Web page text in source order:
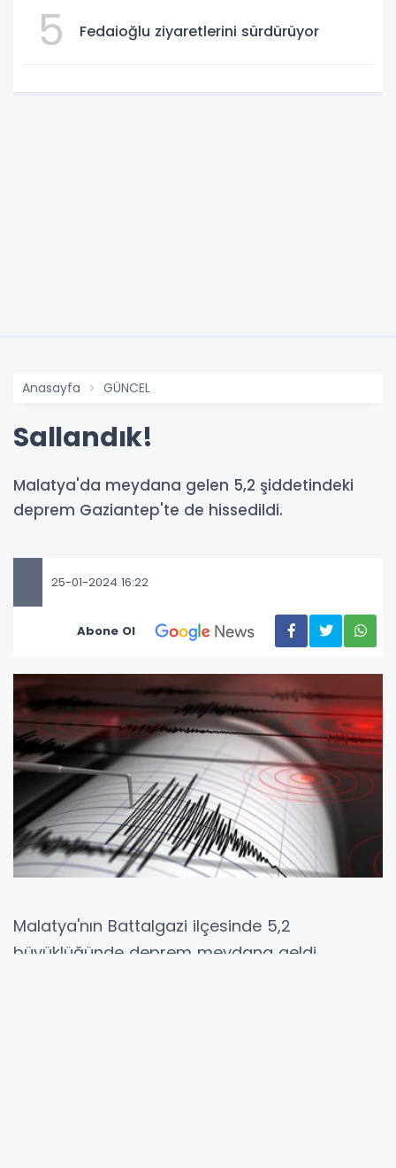
5 Fedaioğlu ziyaretlerini sürdürüyor
Anasayfa GÜNCEL
Sallandık!
Malatya'da meydana gelen 5,2 şiddetindeki
deprem Gaziantep'te de hissedildi.
25-01-2024 16:22
Abone Ol
Malatya'nın Battalgazi ilçesinde 5,2
büyüklüğünde deprem meydana geldi.